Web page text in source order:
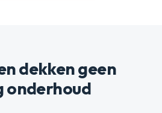
dekken geen